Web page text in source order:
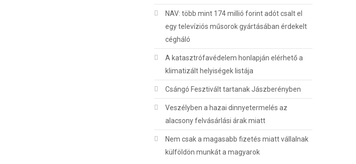
NAV: több mint 174 millió forint adót csalt el
egy televíziós műsorok gyártásában érdekelt
cégháló
A katasztrófavédelem honlapján elérhető a
klimatizált helyiségek listája
Csángó Fesztivált tartanak Jászberényben
Veszélyben a hazai dinnyetermelés az
alacsony felvásárlási árak miatt
Nem csak a magasabb fizetés miatt vállalnak
külföldön munkát a magyarok